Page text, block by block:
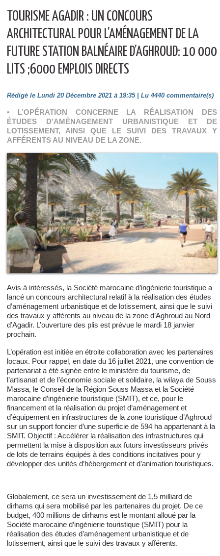
TOURISME AGADIR : UN CONCOURS
ARCHITECTURAL POUR L’AMÉNAGEMENT DE LA
FUTURE STATION BALNÉAIRE D’AGHROUD: 10 000
LITS ;6000 EMPLOIS DIRECTS
Rédigé le Lundi 20 Décembre 2021 à 19:35 | Lu 4440 commentaire(s)
• L’OPÉRATION CONCERNE LA RÉALISATION DES
ÉTUDES D’AMÉNAGEMENT URBANISTIQUE ET DE
LOTISSEMENT, AINSI QUE LE SUIVI DES TRAVAUX Y
AFFÉRENTS AU NIVEAU DE LA ZONE.
Avis à intéressés, la Société marocaine d’ingénierie touristique a
lancé un concours architectural relatif à la réalisation des études
d’aménagement urbanistique et de lotissement, ainsi que le suivi
des travaux y afférents au niveau de la zone d’Aghroud au Nord
d’Agadir. L’ouverture des plis est prévue le mardi 18 janvier
prochain.
L’opération est initiée en étroite collaboration avec les partenaires
locaux. Pour rappel, en date du 16 juillet 2021, une convention de
partenariat a été signée entre le ministère du tourisme, de
l’artisanat et de l’économie sociale et solidaire, la wilaya de Souss
Massa, le Conseil de la Région Souss Massa et la Société
marocaine d’ingénierie touristique (SMIT), et ce, pour le
financement et la réalisation du projet d’aménagement et
d’équipement en infrastructures de la zone touristique d’Aghroud
sur un support foncier d’une superficie de 594 ha appartenant à la
SMIT. Objectif : Accélérer la réalisation des infrastructures qui
permettent la mise à disposition aux futurs investisseurs privés
de lots de terrains équipés à des conditions incitatives pour y
développer des unités d’hébergement et d’animation touristiques.
Globalement, ce sera un investissement de 1,5 milliard de
dirhams qui sera mobilisé par les partenaires du projet. De ce
budget, 400 millions de dirhams est le montant alloué par la
Société marocaine d’ingénierie touristique (SMIT) pour la
réalisation des études d’aménagement urbanistique et de
lotissement, ainsi que le suivi des travaux y afférents.